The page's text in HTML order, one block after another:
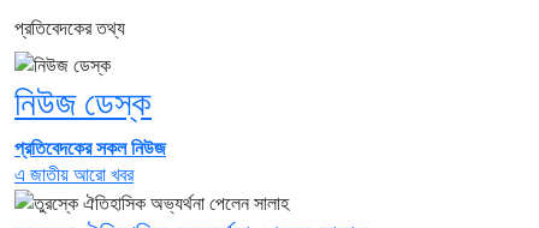
প্রতিবেদকের তথ্য
নিউজ ডেস্ক
প্রতিবেদকের সকল নিউজ
এ জাতীয় আরো খবর